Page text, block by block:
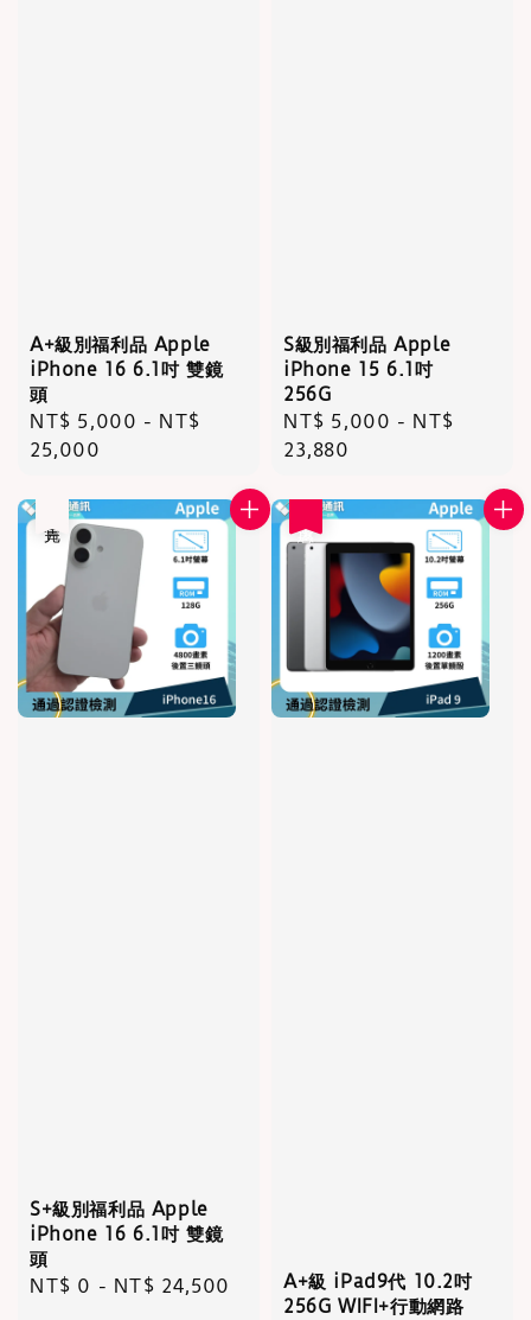
A+級別福利品 Apple
iPhone 16 6.1吋 雙鏡
頭
Regular
price
NT$ 5,000 - NT$
25,000
S級別福利品 Apple
iPhone 15 6.1吋
256G
Regular
price
NT$ 5,000 - NT$
23,880
S+級別福利品 Apple
iPhone 16 6.1吋 雙鏡
頭
Regular
NT$ 0 - NT$ 24,500
A+級 iPad9代 10.2吋
256G WIFI+行動網路